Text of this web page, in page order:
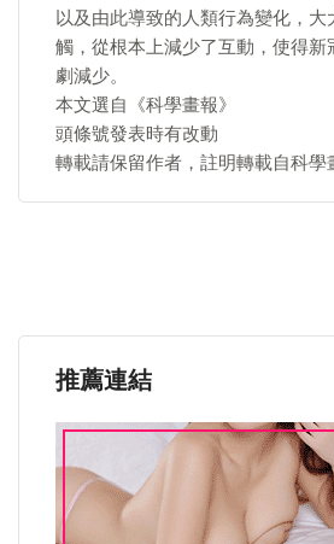
以及由此導致的人類行為變化，大
觸，從根本上減少了互動，使得新
劇減少。
本文選自《科學畫報》
頭條號發表時有改動
轉載請保留作者，註明轉載自科學
推薦連結